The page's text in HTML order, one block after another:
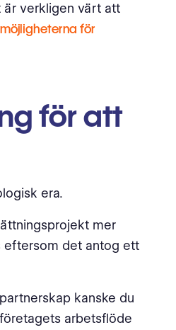
är verkligen värt att
möjligheterna för
för att
era.
mer
eftersom det antog ett
kanske du
arbetsflöde